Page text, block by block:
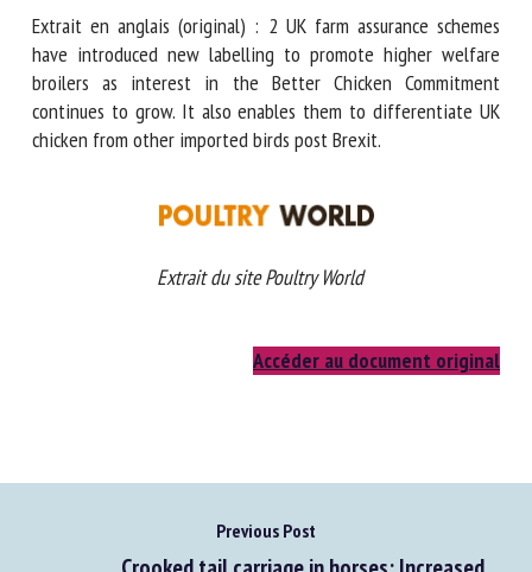
Extrait en anglais (original) : 2 UK farm assurance schemes
have introduced new labelling to promote higher welfare
broilers as interest in the Better Chicken Commitment
continues to grow. It also enables them to differentiate UK
Previous Post
E-mail *
relation avec le CNR BEA. *
Les champs suivis de * sont obligatoires